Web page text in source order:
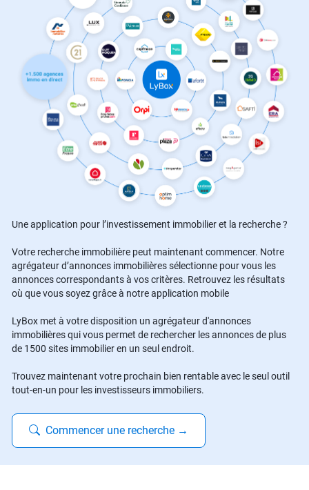
Une application pour l’investissement immobilier et la recherche ?
Votre recherche immobilière peut maintenant commencer. Notre
agrégateur d’annonces immobilières sélectionne pour vous les
annonces correspondants à vos critères. Retrouvez les résultats
où que vous soyez grâce à notre application mobile
LyBox met à votre disposition un agrégateur d'annonces
immobilières qui vous permet de rechercher les annonces de plus
de 1500 sites immobilier en un seul endroit.
Trouvez maintenant votre prochain bien rentable avec le seul outil
tout-en-un pour les investisseurs immobiliers.
Commencer une recherche →